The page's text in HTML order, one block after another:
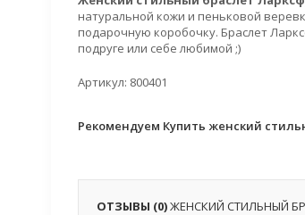
натуральной кожи и пеньковой
подарочную коробочку. Браслет
подруге или себе любимой ;)
Артикул: 800401
Рекомендуем Купить женский
ОТЗЫВЫ (0)ЖЕНСКИЙ СТИЛЬНЫЙ